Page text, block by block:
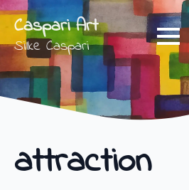
Caspari Art
Silke Caspari
attraction